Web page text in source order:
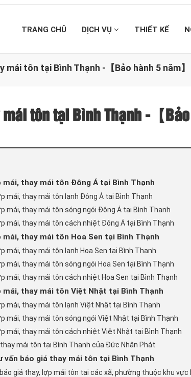
TRANG CHỦ DỊCH VỤ THIẾT KẾ
mái tôn tại Bình Thạnh -【Bảo hành 5 năm】
tôn tại Bình Thạnh -【Bảo
mái, thay mái tôn Đông Á tại Bình Thạnh
mái, thay mái tôn lạnh Đông Á tại Bình Thạnh
mái, thay mái tôn sóng ngói Đông Á tại Bình Thạnh
mái, thay mái tôn cách nhiệt Đông Á tại Bình Thạnh
thay mái tôn Hoa Sen tại Bình Thạnh
mái, thay mái tôn lạnh Hoa Sen tại Bình Thạnh
mái, thay mái tôn sóng ngói Hoa Sen tại Bình Thạnh
mái, thay mái tôn cách nhiệt Hoa Sen tại Bình Thạnh
mái, thay mái tôn Việt Nhật tại Bình Thạnh
mái, thay mái tôn lạnh Việt Nhật tại Bình Thạnh
mái, thay mái tôn sóng ngói Việt Nhật tại Bình Thạnh
mái, thay mái tôn cách nhiệt Việt Nhật tại Bình Thạnh
thay mái tôn tại Bình Thạnh của Đức Nhân Phát
báo giá thay mái tôn tại Bình Thạnh
giá thay, lợp mái tôn tại các xã, phường thuộc khu vực